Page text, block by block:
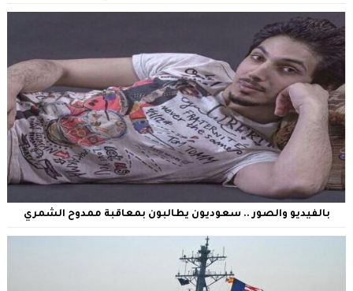
بالفيديو والصور .. سعوديون يطالبون بمعاقبة ممدوح الشمري